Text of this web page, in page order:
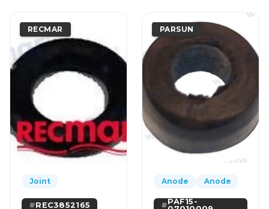
RECMAR
Joint
REC3852165
PARSUN
Anode Anode
PAF15-